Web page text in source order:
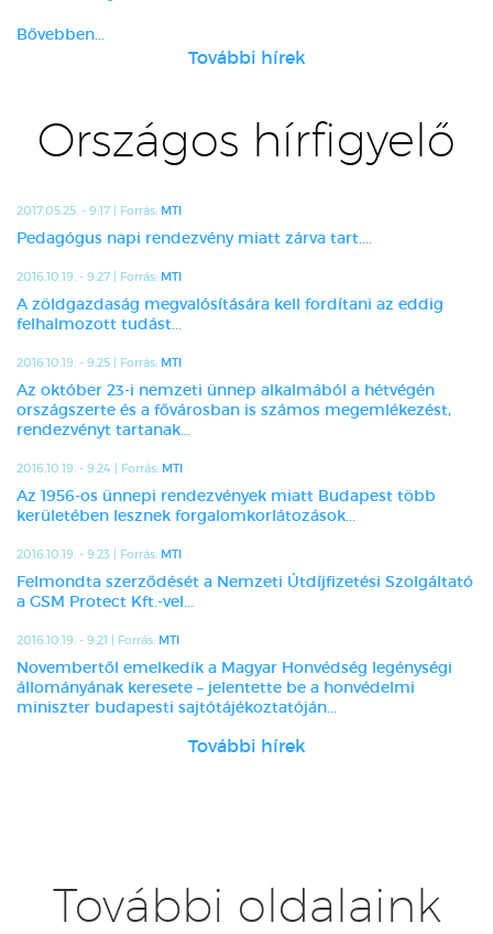
Bővebben...
További hírek
Országos hírfigyelő
2017.05.25. - 9:17 | Forrás: MTI
Pedagógus napi rendezvény miatt zárva tart....
2016.10.19. - 9:27 | Forrás: MTI
A zöldgazdaság megvalósítására kell fordítani az eddig
felhalmozott tudást...
2016.10.19. - 9:25 | Forrás: MTI
Az október 23-i nemzeti ünnep alkalmából a hétvégén
országszerte és a fővárosban is számos megemlékezést,
rendezvényt tartanak...
2016.10.19. - 9:24 | Forrás: MTI
Az 1956-os ünnepi rendezvények miatt Budapest több
kerületében lesznek forgalomkorlátozások...
2016.10.19. - 9:23 | Forrás: MTI
Felmondta szerződését a Nemzeti Útdíjfizetési Szolgáltató
a GSM Protect Kft.-vel...
2016.10.19. - 9:21 | Forrás: MTI
Novembertől emelkedik a Magyar Honvédség legénységi
állományának keresete – jelentette be a honvédelmi
miniszter budapesti sajtótájékoztatóján...
További hírek
További oldalaink